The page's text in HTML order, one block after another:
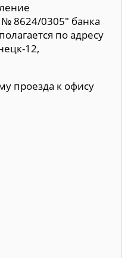
8624/0305" банка
по адресу
12,
проезда к офису